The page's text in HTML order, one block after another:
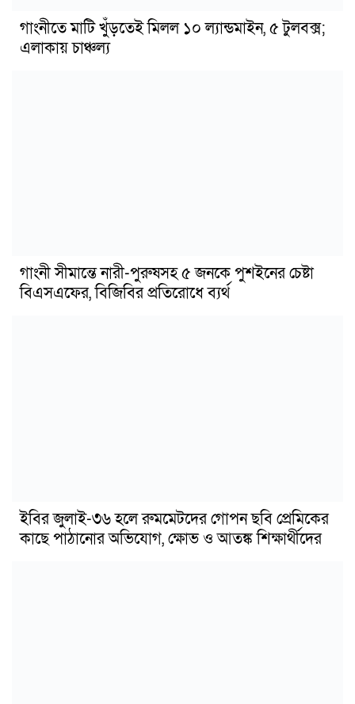
গাংনীতে মাটি খুঁড়তেই মিলল ১০ ল্যান্ডমাইন, ৫ টুলবক্স;
এলাকায় চাঞ্চল্য
গাংনী সীমান্তে নারী-পুরুষসহ ৫ জনকে পুশইনের চেষ্টা
বিএসএফের, বিজিবির প্রতিরোধে ব্যর্থ
ইবির জুলাই-৩৬ হলে রুমমেটদের গোপন ছবি প্রেমিকের
কাছে পাঠানোর অভিযোগ, ক্ষোভ ও আতঙ্ক শিক্ষার্থীদের